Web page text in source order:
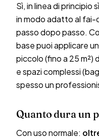
Sì, in linea di principio
in modo adatto al fai-
passo dopo passo.
base puoi applicare
piccolo (fino a 25 m²)
e spazi complessi
spesso un
Quanto dura un
Con uso normale: